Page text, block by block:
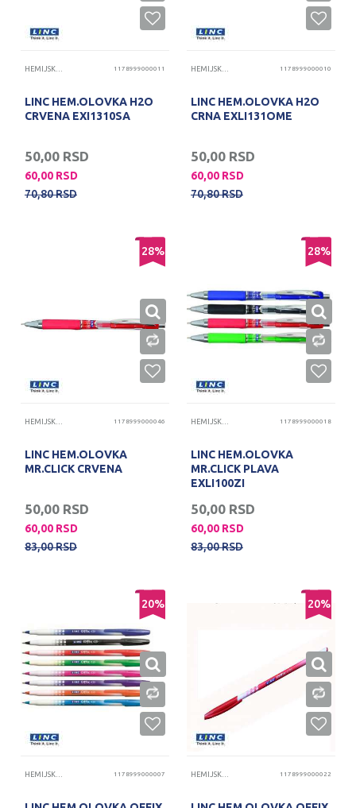
HEMIJSKE OLOVKE 1178999000011
LINC HEM.OLOVKA H2O
CRVENA EXI1310SA
50,00 RSD
60,00 RSD
70,80RSD
HEMIJSKE OLOVKE 1178999000010
LINC HEM.OLOVKA H2O
CRNA EXLI131OME
50,00 RSD
60,00 RSD
70,80RSD
28%
HEMIJSKE OLOVKE 1178999000046
LINC HEM.OLOVKA
MR.CLICK CRVENA
50,00 RSD
60,00 RSD
83,00RSD
28%
HEMIJSKE OLOVKE 1178999000018
LINC HEM.OLOVKA
MR.CLICK PLAVA
EXLI100ZI
50,00 RSD
60,00 RSD
83,00RSD
20%
HEMIJSKE OLOVKE 1178999000007
20%
HEMIJSKE OLOVKE 1178999000022